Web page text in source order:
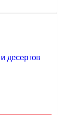
десертов